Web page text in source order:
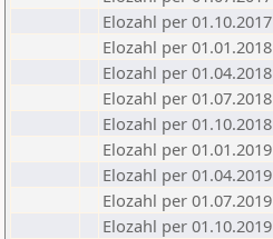
Elozahl per 01.10.2017
Elozahl per 01.01.2018
Elozahl per 01.04.2018
Elozahl per 01.07.2018
Elozahl per 01.10.2018
Elozahl per 01.01.2019
Elozahl per 01.04.2019
Elozahl per 01.07.2019
Elozahl per 01.10.2019